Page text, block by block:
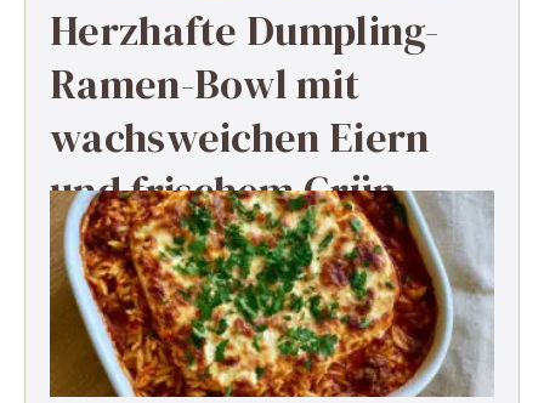
Herzhafte Dumpling-
Ramen-Bowl mit
wachsweichen Eiern
und frischem Grün